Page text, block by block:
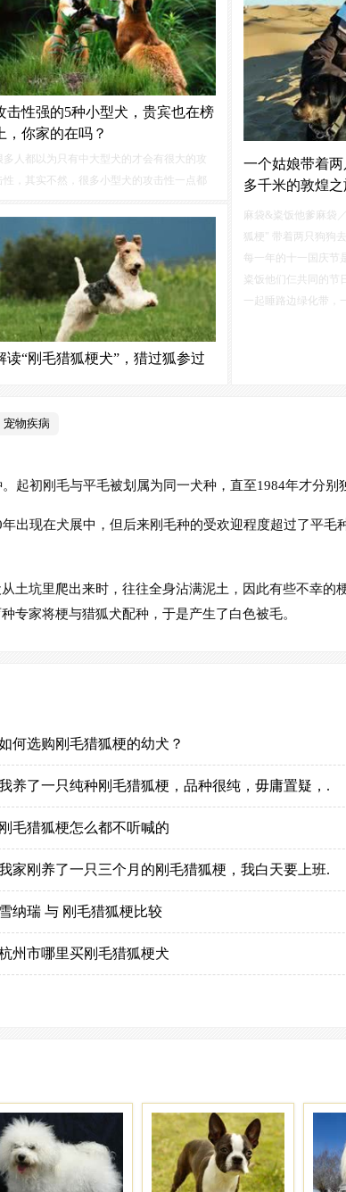
击性强的5种小型犬，贵宾也在榜
上，你家的在吗？
多人都以为只有中大型犬的才会有很大的攻
性，其实不然，很多小型犬的攻击性一点都
、腊肠犬腊肠犬体型比较小，总是给人一种
巧温顺的感觉...
一个姑娘带着
多千米的敦煌之
麻袋&粢饭他爹麻袋
狐梗" 带着两只狗狗
每一年的十一国庆节
粢饭他们仨共同的节
一起睡路边绿化带，
读“刚毛猎狐梗犬”，猎过狐参过
很多梗类犬的血统，其中短毛猎狐梗犬还在
的狗。
宠物疾病
起初刚毛与平毛被划属为同一犬种，直至1984年才分别
出现在犬展中，但后来刚毛种的受欢迎程度超过了平毛
土坑里爬出来时，往往全身沾满泥土，因此有些不幸的
家将梗与猎狐犬配种，于是产生了白色被毛。
何选购刚毛猎狐梗的幼犬？
养了一只纯种刚毛猎狐梗，品种很纯，毋庸置疑，.
刚毛猎狐梗怎么都不听喊的
家刚养了一只三个月的刚毛猎狐梗，我白天要上班.
雪纳瑞 与 刚毛猎狐梗比较
州市哪里买刚毛猎狐梗犬